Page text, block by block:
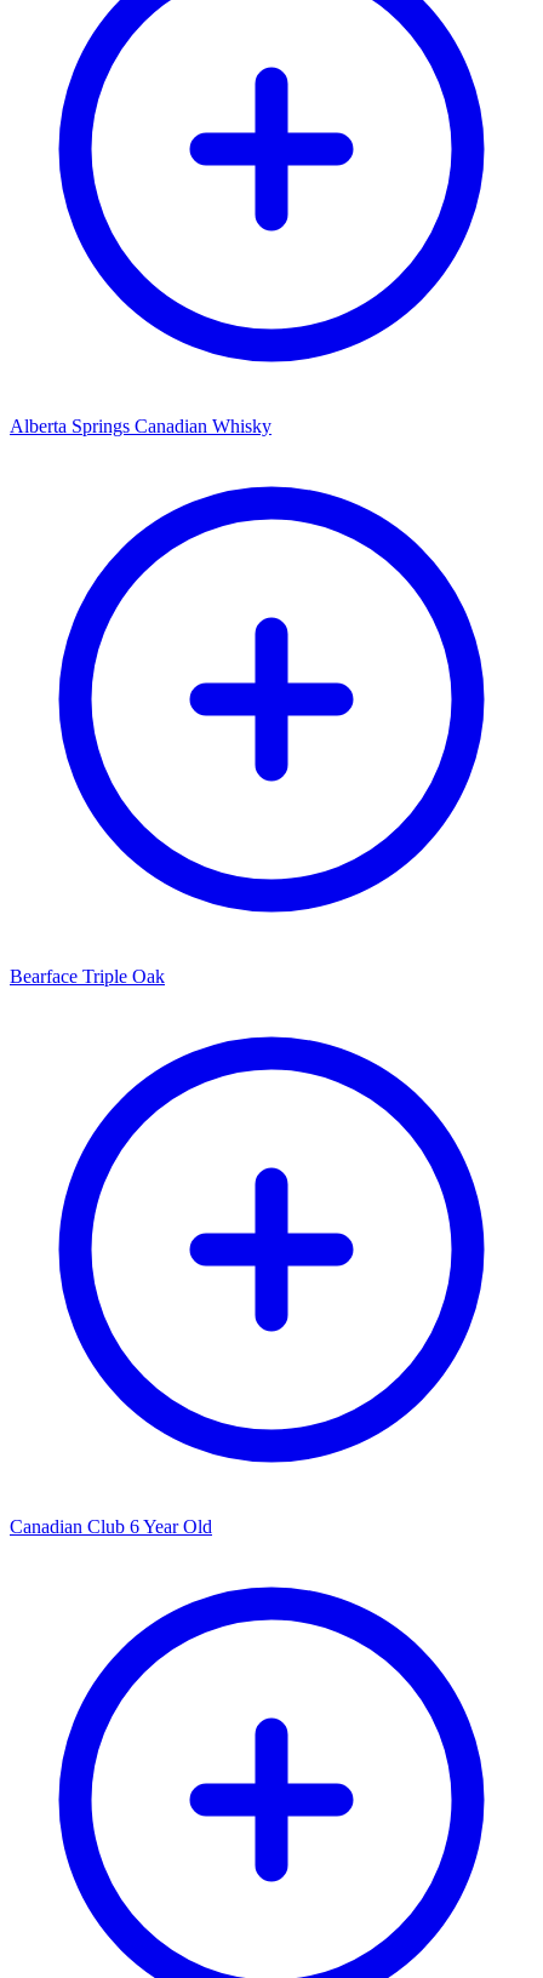
Alberta Springs Canadian Whisky
Bearface Triple Oak
Canadian Club 6 Year Old